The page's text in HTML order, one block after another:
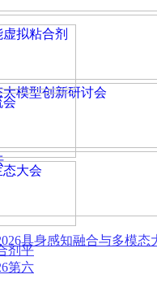
具身感知融合与多模态
剂平
第六